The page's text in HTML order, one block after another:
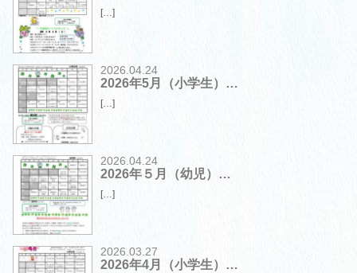
[…]
2026.04.24
2026年5月（小学生）…
[…]
2026.04.24
2026年５月（幼児）…
[…]
2026.03.27
2026年4月（小学生）…